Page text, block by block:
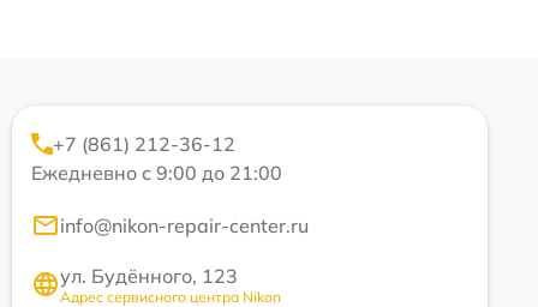
+7 (861) 212-36-12
Ежедневно с 9:00 до 21:00
info@nikon-repair-center.ru
ул. Будённого, 123
Адрес сервисного центра Nikon